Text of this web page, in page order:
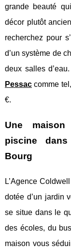
grande beauté
décor plutôt
recherchez pour
d’un système de
deux salles
Pessac comme
€.
Une maison
piscine
Bourg
L’Agence
dotée d’un jardin
se situe dans le
des écoles, du
maison vous